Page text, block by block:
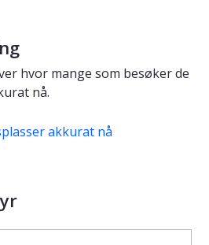
hvor mange som besøker de
nå.
akkurat nå